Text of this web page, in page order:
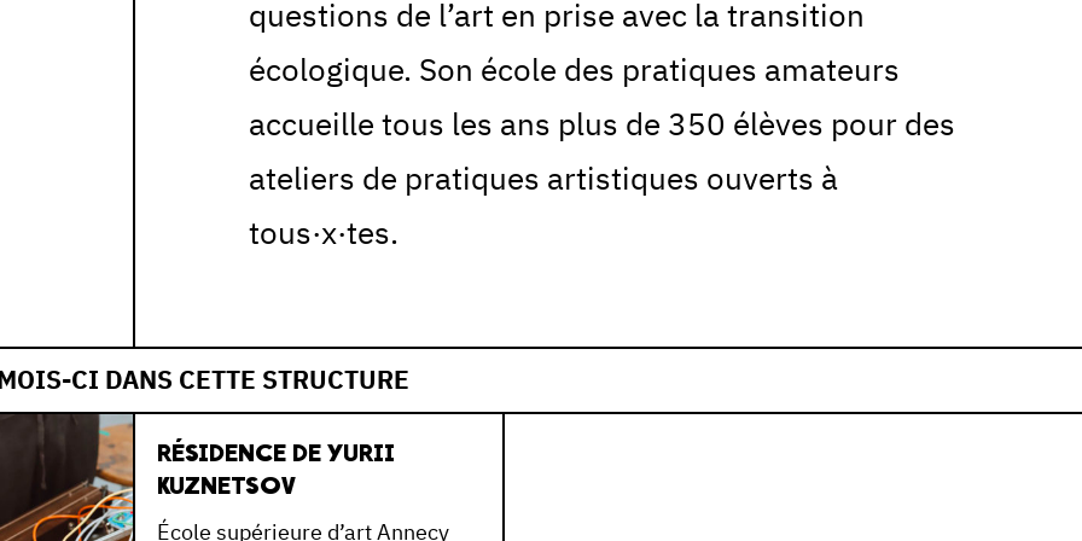
questions de l’art en prise avec la transition
écologique. Son école des pratiques amateurs
accueille tous les ans plus de 350 élèves pour des
ateliers de pratiques artistiques ouverts à
tous·x·tes.
CI DANS CETTE STRUCTURE
RÉSIDENCE DE YURII
KUZNETSOV
École supérieure d’art Annecy